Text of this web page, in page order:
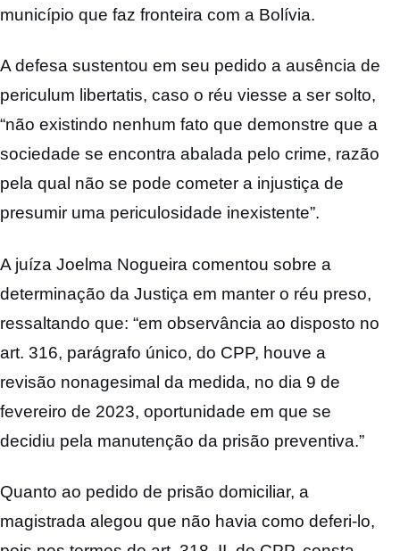
município que faz fronteira com a Bolívia.
A defesa sustentou em seu pedido a ausência de
periculum libertatis, caso o réu viesse a ser solto,
“não existindo nenhum fato que demonstre que a
sociedade se encontra abalada pelo crime, razão
pela qual não se pode cometer a injustiça de
presumir uma periculosidade inexistente”.
A juíza Joelma Nogueira comentou sobre a
determinação da Justiça em manter o réu preso,
ressaltando que: “em observância ao disposto no
art. 316, parágrafo único, do CPP, houve a
revisão nonagesimal da medida, no dia 9 de
fevereiro de 2023, oportunidade em que se
decidiu pela manutenção da prisão preventiva.”
Quanto ao pedido de prisão domiciliar, a
magistrada alegou que não havia como deferi-lo,